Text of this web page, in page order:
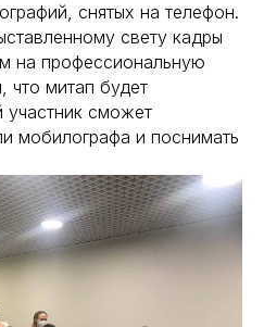
снятых на телефон.
свету кадры
на профессиональную
что митап будет
участник сможет
мобилографа и поснимать